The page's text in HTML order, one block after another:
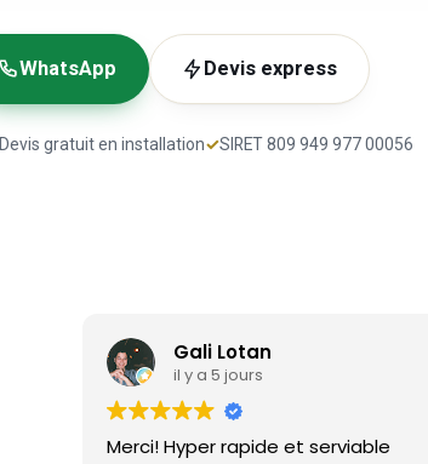
WhatsApp Devis express
Devis gratuit en installation✓SIRET 809 949 977 00056
Gali Lotan
il y a 5 jours
Merci! Hyper rapide et serviable